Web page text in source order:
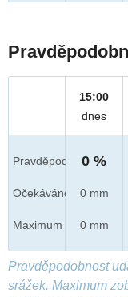
Pravděpod.
Očekáváno
Maximum
15:00
dnes
0 %
0 mm
0 mm
Pravděpodobnost
srážek. Maximum